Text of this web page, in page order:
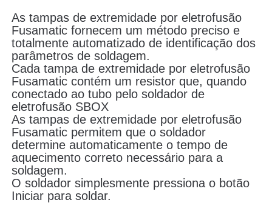
Máquina de soldadura de traseira CNC
As tampas de extremidade por eletrofusão
Fusamatic fornecem um método preciso e
totalmente automatizado de identificação dos
parâmetros de soldagem.
Cada tampa de extremidade por eletrofusão
Fusamatic contém um resistor que, quando
conectado ao tubo pelo soldador de
eletrofusão SBOX
As tampas de extremidade por eletrofusão
Fusamatic permitem que o soldador
determine automaticamente o tempo de
aquecimento correto necessário para a
soldagem.
O soldador simplesmente pressiona o botão
Iniciar para soldar.